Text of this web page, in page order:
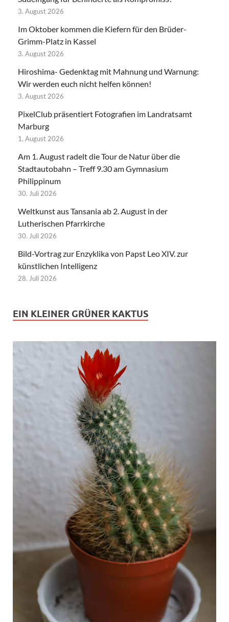
3. August 2026
Im Oktober kommen die Kiefern für den Brüder-
Grimm-Platz in Kassel
3. August 2026
Hiroshima- Gedenktag mit Mahnung und Warnung:
Wir werden euch nicht helfen können!
3. August 2026
PixelClub präsentiert Fotografien im Landratsamt
Marburg
1. August 2026
Am 1. August radelt die Tour de Natur über die
Stadtautobahn – Treff 9.30 am Gymnasium
Philippinum
30. Juli 2026
Weltkunst aus Tansania ab 2. August in der
Lutherischen Pfarrkirche
30. Juli 2026
Bild-Vortrag zur Enzyklika von Papst Leo XIV. zur
künstlichen Intelligenz
28. Juli 2026
EIN KLEINER GRÜNER KAKTUS